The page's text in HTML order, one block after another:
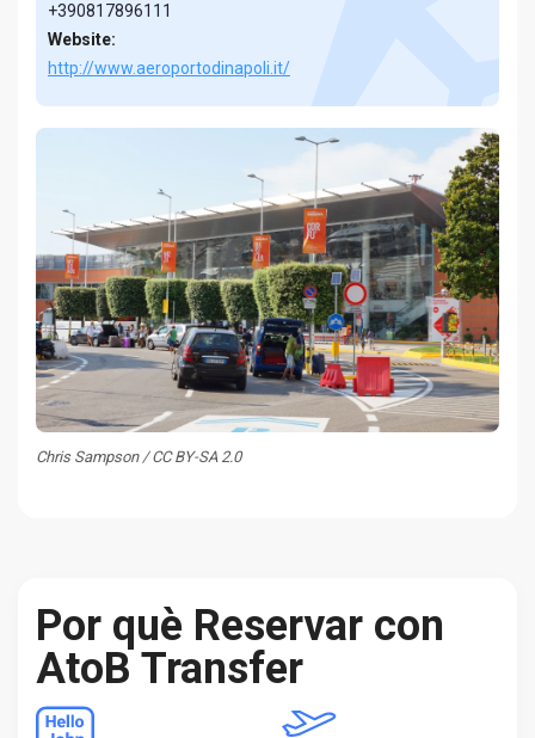
+390817896111
Website:
http://www.aeroportodinapoli.it/
Chris Sampson / CC BY-SA 2.0
Por què Reservar con
AtoB Transfer